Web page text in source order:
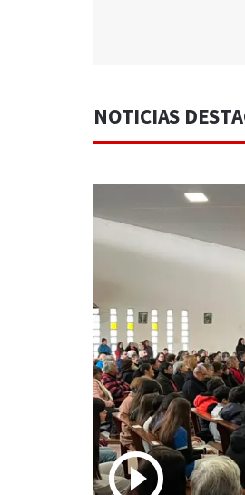
NOTICIAS